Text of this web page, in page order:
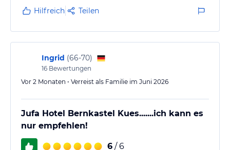
Hilfreich Teilen
Ingrid (66-70)
16 Bewertungen
Vor 2 Monaten • Verreist als Familie im Juni 2026
Jufa Hotel Bernkastel Kues.......ich kann es
nur empfehlen!
6 / 6